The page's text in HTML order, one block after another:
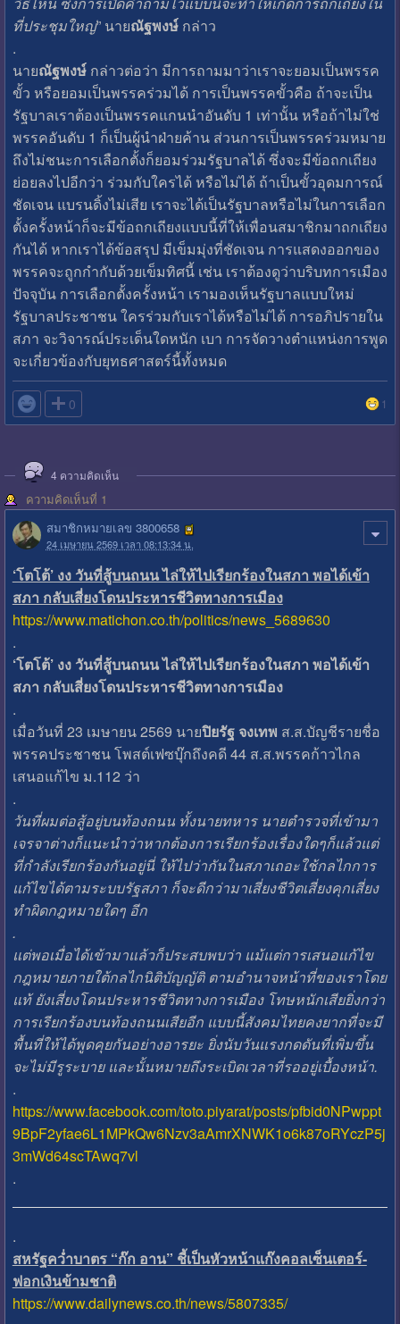
ที่ประชุมใหญ่” นายณัฐพงษ์กล่าว
.
นายณัฐพงษ์กล่าวต่อว่า มีการถามมาว่าเราจะยอมเป็นพรรค
ขั้ว หรือยอมเป็นพรรคร่วมได้ การเป็นพรรคขั้วคือ ถ้าจะเป็น
รัฐบาลเราต้องเป็นพรรคแกนนำอันดับ 1 เท่านั้น หรือถ้าไม่ใช่
พรรคอันดับ 1 ก็เป็นผู้นำฝ่ายค้าน ส่วนการเป็นพรรคร่วมหมาย
ถึงไม่ชนะการเลือกตั้งก็ยอมร่วมรัฐบาลได้ ซึ่งจะมีข้อถกเถียง
ย่อยลงไปอีกว่า ร่วมกับใครได้ หรือไม่ได้ ถ้าเป็นขั้วอุดมการณ์
ชัดเจน แบรนดิ้งไม่เสีย เราจะได้เป็นรัฐบาลหรือไม่ในการเลือก
ตั้งครั้งหน้าก็จะมีข้อถกเถียงแบบนี้ที่ให้เพื่อนสมาชิกมาถกเถียง
กันได้ หากเราได้ข้อสรุป มีเข็มมุ่งที่ชัดเจน การแสดงออกของ
พรรคจะถูกกำกับด้วยเข็มทิศนี้ เช่น เราต้องดูว่าบริบทการเมือง
ปัจจุบัน การเลือกตั้งครั้งหน้า เรามองเห็นรัฐบาลแบบใหม่
รัฐบาลประชาชน ใครร่วมกับเราได้หรือไม่ได้ การอภิปรายใน
สภา จะวิจารณ์ประเด็นใดหนัก เบา การจัดวางตำแหน่งการพูด
จะเกี่ยวข้องกับยุทธศาสตร์นี้ทั้งหมด
 0 1
4 ความคิดเห็น
ความคิดเห็นที่ 1
สมาชิกหมายเลข 3800658
24 เมษายน 2569 เวลา 08:13:34 น.
‘โตโต้’ งง วันที่สู้บนถนน ไล่ให้ไปเรียกร้องในสภา พอได้เข้า
สภา กลับเสี่ยงโดนประหารชีวิตทางการเมือง
https://www.matichon.co.th/politics/news_5689630
.
‘โตโต้’ งง วันที่สู้บนถนน ไล่ให้ไปเรียกร้องในสภา พอได้เข้า
สภา กลับเสี่ยงโดนประหารชีวิตทางการเมือง
.
เมื่อวันที่ 23 เมษายน 2569 นายปิยรัฐ จงเทพ ส.ส.บัญชีรายชื่อ
พรรคประชาชน โพสต์เฟซบุ๊กถึงคดี 44 ส.ส.พรรคก้าวไกล
เสนอแก้ไข ม.112 ว่า
.
วันที่ผมต่อสู้อยู่บนท้องถนน ทั้งนายทหาร นายตำรวจที่เข้ามา
เจรจาต่างก็แนะนำว่าหากต้องการเรียกร้องเรื่องใดๆก็แล้วแต่
ที่กำลังเรียกร้องกันอยู่นี่ ให้ไปว่ากันในสภาเถอะใช้กลไกการ
แก้ไขได้ตามระบบรัฐสภา ก็จะดีกว่ามาเสี่ยงชีวิตเสี่ยงคุกเสี่ยง
ทำผิดกฎหมายใดๆ อีก
.
แต่พอเมื่อได้เข้ามาแล้วก็ประสบพบว่า แม้แต่การเสนอแก้ไข
กฎหมายภายใต้กลไกนิติบัญญัติ ตามอำนาจหน้าที่ของเราโดย
แท้ ยังเสี่ยงโดนประหารชีวิตทางการเมือง โทษหนักเสียยิ่งกว่า
การเรียกร้องบนท้องถนนเสียอีก แบบนี้สังคมไทยคงยากที่จะมี
พื้นที่ให้ได้พูดคุยกันอย่างอารยะ ยิ่งนับวันแรงกดดันที่เพิ่มขึ้น
จะไม่มีรูระบาย และนั้นหมายถึงระเบิดเวลาที่รออยู่เบื้องหน้า.
.
https://www.facebook.com/toto.piyarat/posts/pfbid0NPwppt
9BpF2yfae6L1MPkQw6Nzv3aAmrXNWK1o6k87oRYczP5j
3mWd64scTAwq7vl
.
.
สหรัฐคว่ำบาตร “ก๊ก อาน” ชี้เป็นหัวหน้าแก๊งคอลเซ็นเตอร์-
ฟอกเงินข้ามชาติ
https://www.dailynews.co.th/news/5807335/